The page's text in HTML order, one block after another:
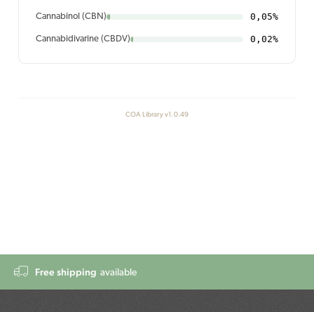
Cannabinol (CBN) 0,05%
Cannabidivarine (CBDV) 0,02%
COA Library v1.0.49
Free shipping available